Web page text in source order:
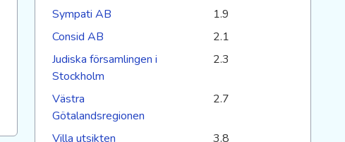
Sympati AB
1.9
Consid AB
2.1
Judiska församlingen i
Stockholm
2.3
Västra
Götalandsregionen
2.7
Villa utsikten 3.8